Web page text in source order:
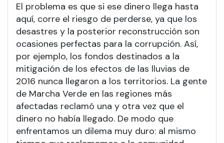
El problema es que si ese dinero llega hasta
aquí, corre el riesgo de perderse, ya que los
desastres y la posterior reconstrucción son
ocasiones perfectas para la corrupción. Así,
por ejemplo, los fondos destinados a la
mitigación de los efectos de las lluvias de
2016 nunca llegaron a los territorios. La gente
de Marcha Verde en las regiones más
afectadas reclamó una y otra vez que el
dinero no había llegado. De modo que
enfrentamos un dilema muy duro: al mismo